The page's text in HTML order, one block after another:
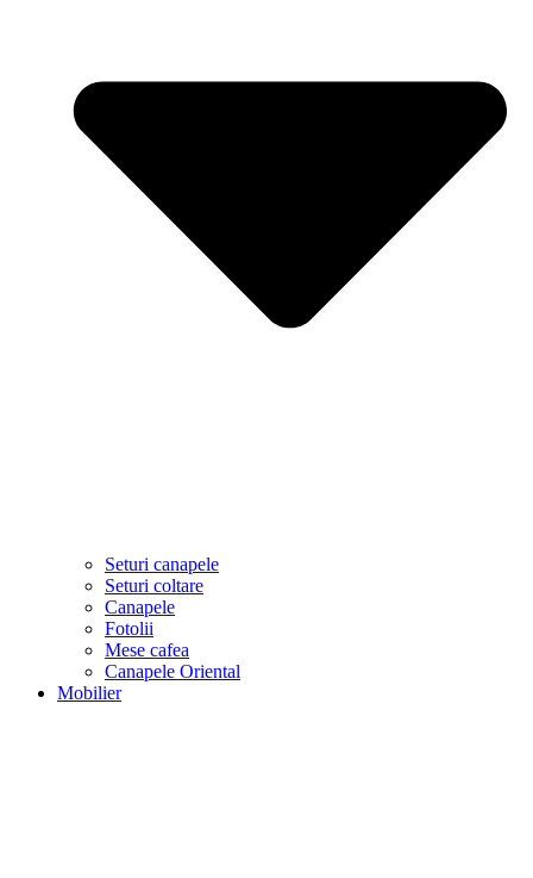
Seturi canapele
Seturi coltare
Canapele
Fotolii
Mese cafea
Canapele Oriental
Mobilier